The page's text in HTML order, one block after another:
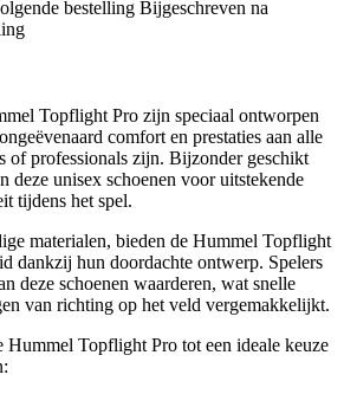
bestelling Bijgeschreven na
Topflight Pro zijn speciaal ontworpen
comfort en prestaties aan alle
of professionals zijn. Bijzonder geschikt
deze unisex schoenen voor uitstekende
tijdens het spel.
materialen, bieden de Hummel Topflight
dankzij hun doordachte ontwerp. Spelers
deze schoenen waarderen, wat snelle
van richting op het veld vergemakkelijkt.
Hummel Topflight Pro tot een ideale keuze